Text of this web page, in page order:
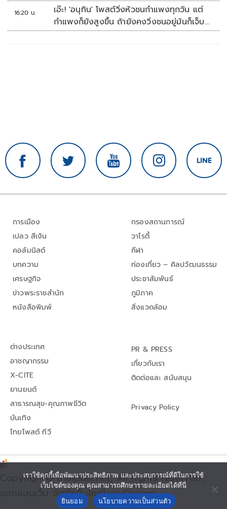
16:20 น.
เอ๊ะ! 'อนุทิน' โพสต์วิ่งหัวชนกำแพงทุกวัน แต่
กำแพงก็ยังสูงขึ้น ถ้ายังคงวิ่งชนอยู่มันก็เจ็บ
หัวอีก
การเมือง
เปลว สีเงิน
คอลัมนิสต์
บทความ
เศรษฐกิจ
ข่าวพระราชสำนัก
หนังสือพิมพ์
กรองสถานการณ์
วาไรตี้
กีฬา
ท่องเที่ยว – ศิลปวัฒนธรรม
ประชาสัมพันธ์
ภูมิภาค
สิ่งแวดล้อม
ต่างประเทศ
อาชญากรรม
X-CITE
ยานยนต์
สาธารณสุข-คุณภาพชีวิต
บันเทิง
ไทยโพสต์ ทีวี
PR & PRESS
เกี่ยวกับเรา
ติดต่อและ สนับสนุน
Privacy Policy
Copyright© thaipost.net, All rights reserved.,
ออกแบบเว็บ จัดทำเว็บไซต์โดย iDesign
เราใช้คุกกี้เพื่อพัฒนาประสิทธิภาพ และประสบการณ์ที่ดีในการใช้
เว็บไซต์ของคุณ คุณสามารถศึกษารายละเอียดได้ที่นี่
ยินยอม
นโยบายความเป็นส่วนตัว